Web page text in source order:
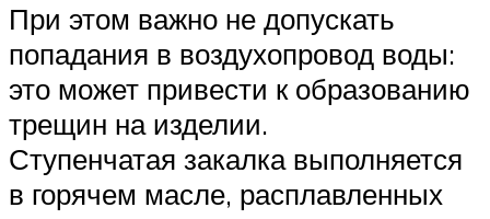
При этом важно не допускать
попадания в воздухопровод воды:
это может привести к образованию
трещин на изделии.
Ступенчатая закалка выполняется
в горячем масле, расплавленных